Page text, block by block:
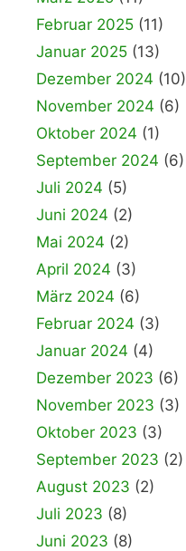
Februar 2025 (11)
Januar 2025 (13)
Dezember 2024 (10)
November 2024 (6)
Oktober 2024 (1)
September 2024 (6)
Juli 2024 (5)
Juni 2024 (2)
Mai 2024 (2)
April 2024 (3)
März 2024 (6)
Februar 2024 (3)
Januar 2024 (4)
Dezember 2023 (6)
November 2023 (3)
Oktober 2023 (3)
September 2023 (2)
August 2023 (2)
Juli 2023 (8)
Juni 2023 (8)